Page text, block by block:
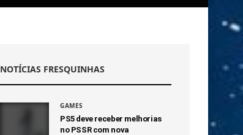
NOTÍCIAS FRESQUINHAS
GAMES
PS5 deve receber melhorias
no PSSR com nova